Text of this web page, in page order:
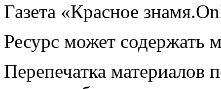
Газета «Красное
Ресурс может содержать
Перепечатка материалов